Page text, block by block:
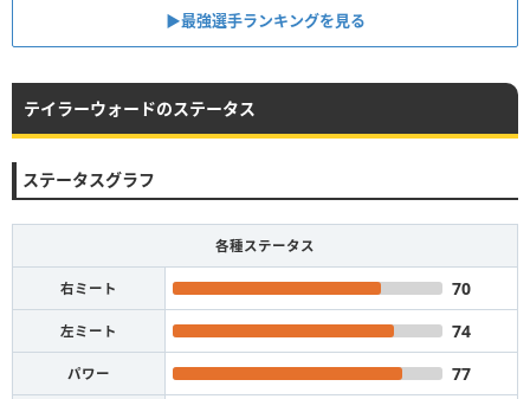
▶︎最強選手ランキングを見る
テイラーウォードのステータス
ステータスグラフ
各種ステータス
右ミート 70
左ミート 74
パワー 77